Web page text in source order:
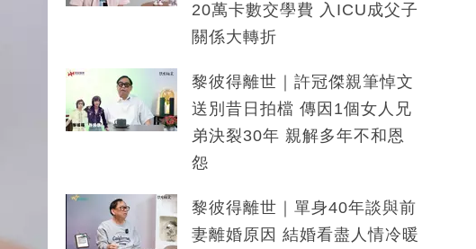
20萬卡數交學費 入ICU成父子
關係大轉折
黎彼得離世｜許冠傑親筆悼文
送別昔日拍檔 傳因1個女人兄
弟決裂30年 親解多年不和恩
怨
黎彼得離世｜單身40年談與前
妻離婚原因 結婚看盡人情冷暖